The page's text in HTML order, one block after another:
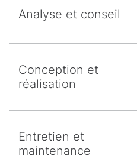
Analyse et conseil
Conception et
réalisation
Entretien et
maintenance